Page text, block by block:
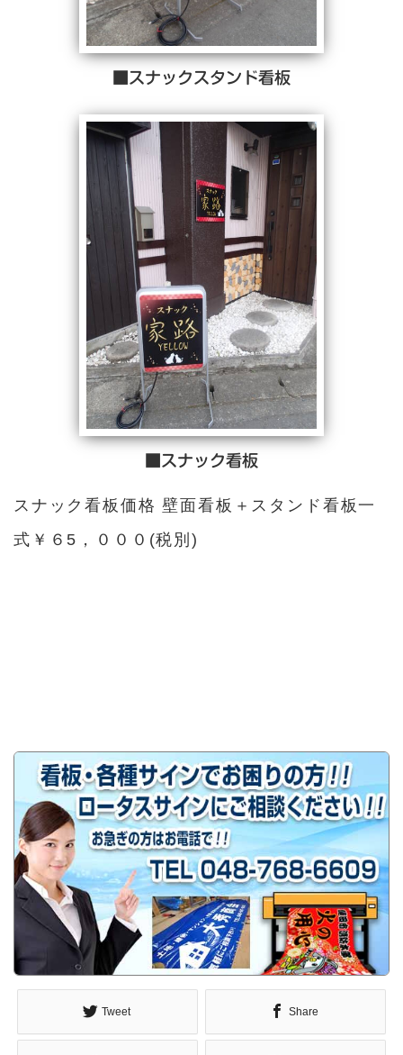
■スナックスタンド看板
■スナック看板
スナック看板価格 壁面看板＋スタンド看板一
式￥６5，０００(税別)
Tweet Share